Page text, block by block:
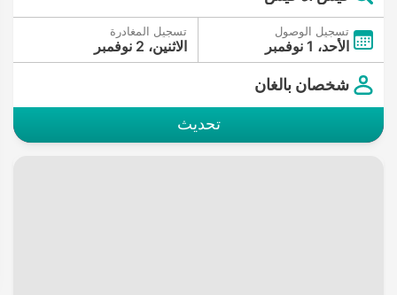
تسجيل الوصول
الأحد، 1 نوفمبر
تسجيل المغادرة
الاثنين، 2 نوفمبر
شخصان بالغان
تحديث